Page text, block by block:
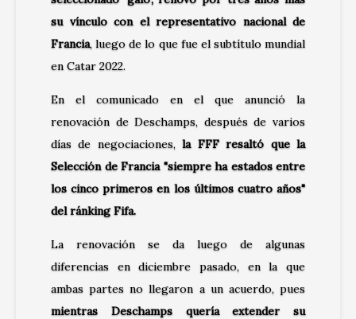
su vínculo con el representativo nacional de
Francia, luego de lo que fue el subtítulo mundial
en Catar 2022.
En el comunicado en el que anunció la
renovación de Deschamps, después de varios
días de negociaciones,la FFF resaltó que la
Selección de Francia "siempre ha estados entre
los cinco primeros en los últimos cuatro años"
del ránking Fifa.
La renovación se da luego de algunas
diferencias en diciembre pasado, en la que
ambas partes no llegaron a un acuerdo, pues
mientras Deschamps quería extender su